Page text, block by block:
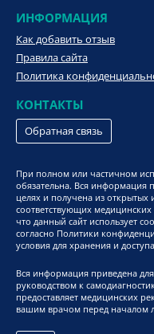
ИНФОРМАЦИЯ
Как добавить отзыв
Правила сайта
Политика
КОНТАКТЫ
Обратная связь
При полном или частичном
обязательна. Вся информация
целях и получена из открытых
соответствующих
что данный сайт использует
согласно Политики
условия для хранения и
Вся информация приведена
руководством к
предоставляет медицинских
вашим врачом перед началом